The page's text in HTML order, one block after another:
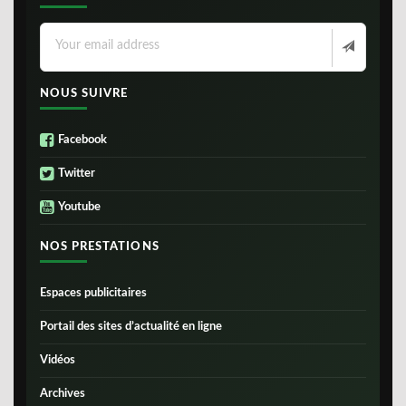
NOUS SUIVRE
Facebook
Twitter
Youtube
NOS PRESTATIONS
Espaces publicitaires
Portail des sites d’actualité en ligne
Vidéos
Archives